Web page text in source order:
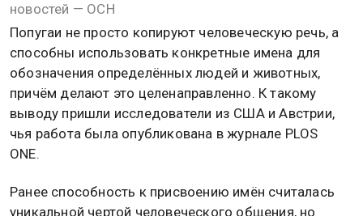
новостей — ОСН
Попугаи не просто копируют человеческую речь, а
способны использовать конкретные имена для
обозначения определённых людей и животных,
причём делают это целенаправленно. К такому
выводу пришли исследователи из США и Австрии,
чья работа была опубликована в журнале PLOS
ONE.
Ранее способность к присвоению имён считалась
уникальной чертой человеческого общения, но